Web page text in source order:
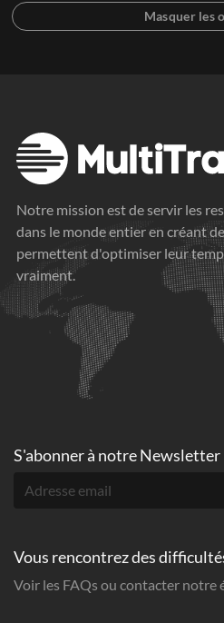
Notre mission est de servir les
dans le monde entier en créant
permettent d'optimiser leur
vraiment.
S'abonner à notre Newsletter
Vous rencontrez des
Voir les FAQs ou contacter notre